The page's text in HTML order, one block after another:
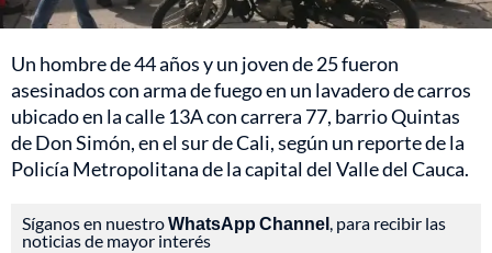
Un hombre de 44 años y un joven de 25 fueron
asesinados con arma de fuego en un lavadero de carros
ubicado en la calle 13A con carrera 77, barrio Quintas
de Don Simón, en el sur de Cali, según un reporte de la
Policía Metropolitana de la capital del Valle del Cauca.
Síganos en nuestroWhatsApp Channel, para recibir las
noticias de mayor interés